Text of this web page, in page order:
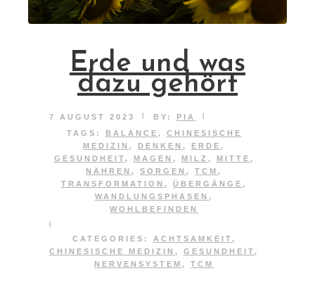
Erde und was
dazu gehört
7 AUGUST 2023 BY: PIA
TAGS: BALANCE , CHINESISCHE
MEDIZIN , DENKEN , ERDE ,
GESUNDHEIT , MAGEN , MILZ , MITTE ,
NÄHREN , SORGEN , TCM ,
TRANSFORMATION , ÜBERGÄNGE ,
WANDLUNGSPHASEN ,
WOHLBEFINDEN
CATEGORIES: ACHTSAMKEIT ,
CHINESISCHE MEDIZIN , GESUNDHEIT ,
NERVENSYSTEM , TCM